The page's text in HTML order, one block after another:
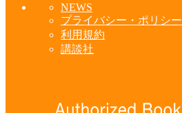
NEWS
プライバシー・ポリシー
利用規約
講談社